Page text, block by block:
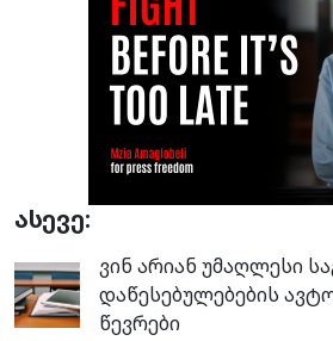
ასევე:
ვინ არიან უმაღლესი
დაწესებულებების
წევრები